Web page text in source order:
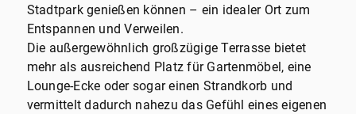
Stadtpark genießen können – ein idealer Ort zum
Entspannen und Verweilen.
Die außergewöhnlich großzügige Terrasse bietet
mehr als ausreichend Platz für Gartenmöbel, eine
Lounge-Ecke oder sogar einen Strandkorb und
vermittelt dadurch nahezu das Gefühl eines eigenen